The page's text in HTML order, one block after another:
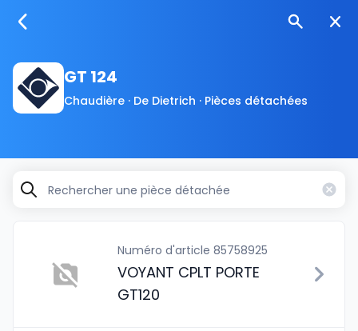
GT 124
Chaudière · De Dietrich · Pièces détachées
Numéro d'article 85758925
VOYANT CPLT PORTE
GT120